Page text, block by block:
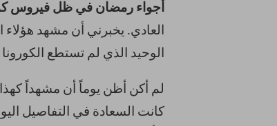
أجواء رمضان في ظل فيروس
العادي. يخبرني أن مشهد
الوحيد الذي لم تستطع
لم أكن أظن يوماً أن مشهداً
كانت السعادة في التفاصيل